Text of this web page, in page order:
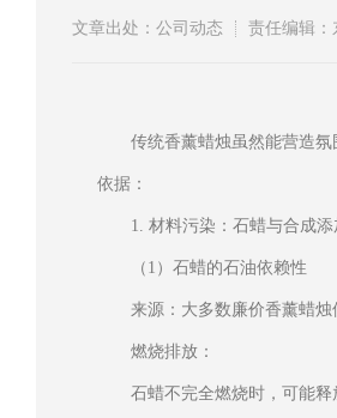
文章出处：公司动态 责任编辑：
传统香薰蜡烛虽然能营造
依据：
1. 材料污染：石蜡与合成添
（1）石蜡的石油依赖性
来源：大多数廉价香薰蜡烛
燃烧排放：
石蜡不完全燃烧时，可能